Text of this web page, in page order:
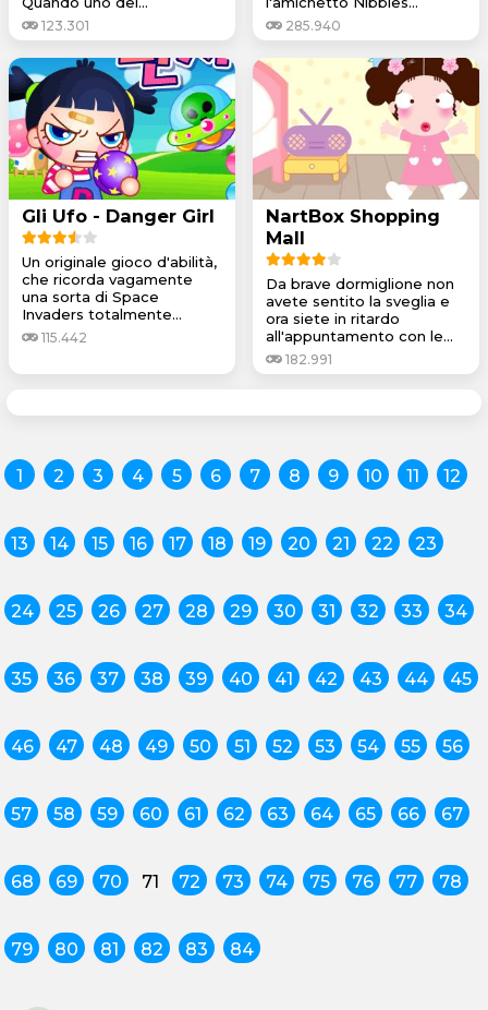
123.301 285.940
Gli Ufo - Danger Girl
Un originale gioco d'abilità,
che ricorda vagamente
una sorta di Space
Invaders totalmente...
115.442
NartBox Shopping
Mall
Da brave dormiglione non
avete sentito la sveglia e
ora siete in ritardo
all'appuntamento con le...
182.991
1 2 3 4 5 6 7 8 9 10 11 12
13 14 15 16 17 18 19 20 21 22 23
24 25 26 27 28 29 30 31 32 33 34
35 36 37 38 39 40 41 42 43 44 45
46 47 48 49 50 51 52 53 54 55 56
57 58 59 60 61 62 63 64 65 66 67
68 69 70 71 72 73 74 75 76 77 78
79 80 81 82 83 84